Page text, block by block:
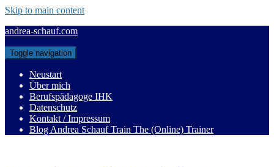
Skip to main content
andrea-schauf.com
Toggle navigation
Neustart
Über mich
Berufspädagoge IHK
Datenschutz
Kontakt / Impressum
Blog Andrea Schauf Train The (Online) Trainer